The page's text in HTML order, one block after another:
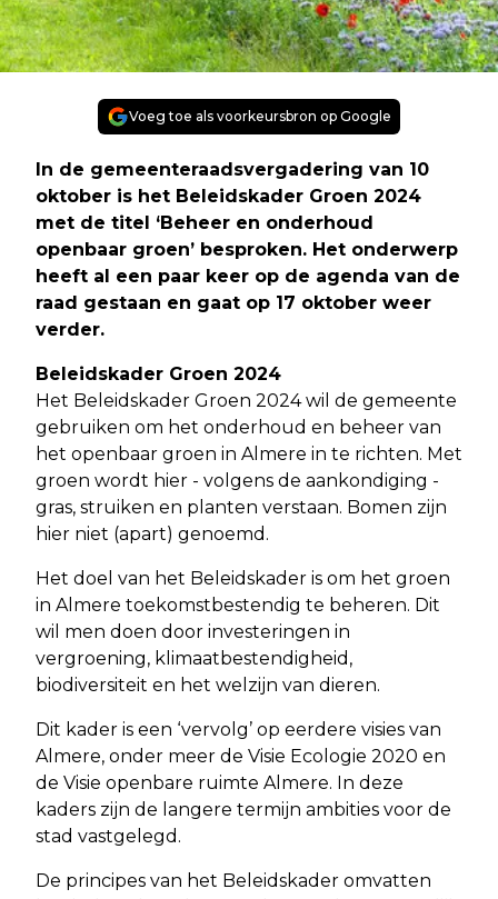
Voeg toe als voorkeursbron op Google
In de gemeenteraadsvergadering van 10
oktober is het Beleidskader Groen 2024
met de titel ‘Beheer en onderhoud
openbaar groen’ besproken. Het onderwerp
heeft al een paar keer op de agenda van de
raad gestaan en gaat op 17 oktober weer
verder.
Beleidskader Groen 2024
Het Beleidskader Groen 2024 wil de gemeente
gebruiken om het onderhoud en beheer van
het openbaar groen in Almere in te richten. Met
groen wordt hier - volgens de aankondiging -
gras, struiken en planten verstaan. Bomen zijn
hier niet (apart) genoemd.
Het doel van het Beleidskader is om het groen
in Almere toekomstbestendig te beheren. Dit
wil men doen door investeringen in
vergroening, klimaatbestendigheid,
biodiversiteit en het welzijn van dieren.
Dit kader is een ‘vervolg’ op eerdere visies van
Almere, onder meer de Visie Ecologie 2020 en
de Visie openbare ruimte Almere. In deze
kaders zijn de langere termijn ambities voor de
stad vastgelegd.
De principes van het Beleidskader omvatten